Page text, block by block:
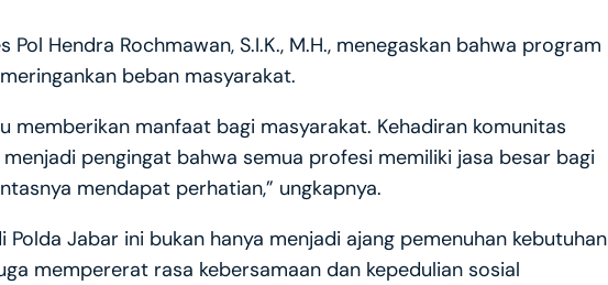
Pol Hendra Rochmawan, S.I.K., M.H., menegaskan bahwa program
beban masyarakat.
memberikan manfaat bagi masyarakat. Kehadiran komunitas
pengingat bahwa semua profesi memiliki jasa besar bagi
mendapat perhatian,” ungkapnya.
Jabar ini bukan hanya menjadi ajang pemenuhan kebutuhan
mempererat rasa kebersamaan dan kepedulian sosial